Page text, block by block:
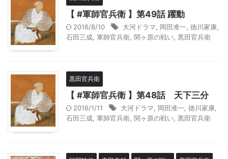
【 #軍師官兵衛 】第49話 躍動
2016/8/10 大河ドラマ 岡田准一 徳川家康
石田三成 軍師官兵衛 関ヶ原の戦い 黒田官兵衛
黒田官兵衛
【 #軍師官兵衛 】第48話 天下三分
2016/1/11 大河ドラマ, 岡田准一, 徳川家康,
石田三成, 軍師官兵衛, 関ヶ原の戦い, 黒田官兵衛